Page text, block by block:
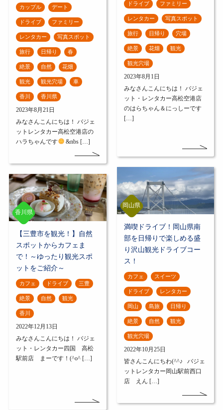
カップル デート
ドライブ ファミリー
レンタカー 写真スポット
旅行 日帰り 春
絶景 自然 花畑
観光 観光穴場 車
香川 香川県
2023年8月21日
みなさんこんにちは！ バジェ
ットレンタカー高松空港店の
ハラちゃんです
&nbs […]
ドライブ ファミリー
レンタカー 写真スポット
旅行 日帰り 穴場
絶景 花畑 観光
観光穴場
2023年8月1日
みなさんこんにちは！ バジェ
ット・レンタカー高松空港店
のはらちゃん＆にっしーです
[…]
香川県
【三豊市を観光！】自然
スポットからカフェま
で！～ゆったり観光スポ
ットをご紹介～
カフェ ドライブ 三豊
絶景 自然 観光
香川
2022年12月13日
みなさんこんにちは！ バジェ
ット・レンタカー四国 高松
駅前店 まーです！(^o^ […]
岡山県
満喫ドライブ！岡山県南
部を日帰りで楽しめる盛
り沢山観光ドライブコー
ス！
カフェ スイーツ
ドライブ レンタカー
岡山 島旅 日帰り
絶景 自然 観光
観光穴場
2022年10月25日
皆さんこんにちわ(^^♪ バジェ
ットレンタカー岡山駅前西口
店 えん […]